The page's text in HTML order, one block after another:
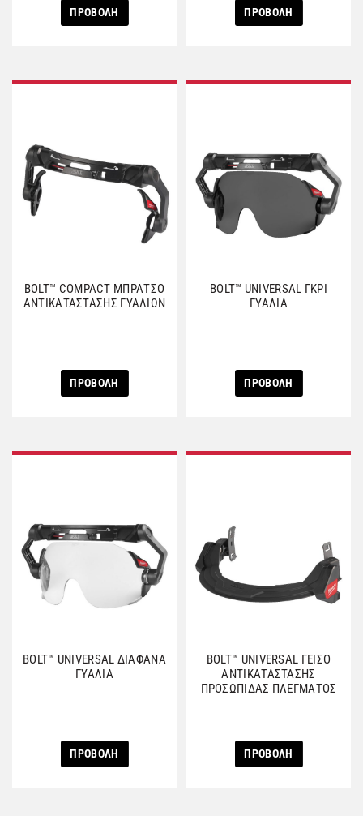
ΠΡΟΒΟΛΗ ΠΡΟΒΟΛΗ
BOLT™ COMPACT ΜΠΡΑΤΣΟ
ΑΝΤΙΚΑΤΑΣΤΑΣΗΣ ΓΥΑΛΙΩΝ
ΠΡΟΒΟΛΗ
BOLT™ UNIVERSAL ΓΚΡΙ
ΓΥΑΛΙΑ
ΠΡΟΒΟΛΗ
BOLT™ UNIVERSAL ΔΙΑΦΑΝΑ
ΓΥΑΛΙΑ
ΠΡΟΒΟΛΗ
BOLT™ UNIVERSAL ΓΕΙΣΟ
ΑΝΤΙΚΑΤΑΣΤΑΣΗΣ
ΠΡΟΣΩΠΙΔΑΣ ΠΛΕΓΜΑΤΟΣ
ΠΡΟΒΟΛΗ